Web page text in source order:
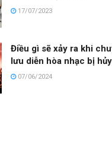
17/07/2023
Điều gì sẽ xảy ra khi
lưu diễn hòa nhạc bị
07/06/2024